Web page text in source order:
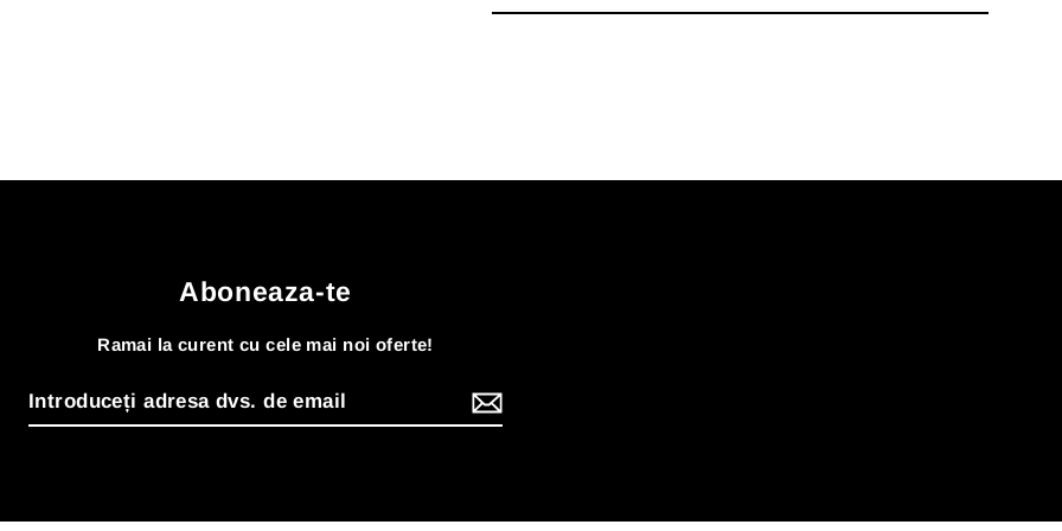
Aboneaza-te
Ramai la curent cu cele mai noi oferte!